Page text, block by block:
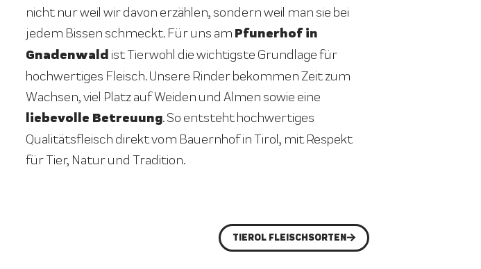
nicht nur weil wir davon erzählen, sondern weil man sie bei
jedem Bissen schmeckt. Für uns am Pfunerhof in
Gnadenwald ist Tierwohl die wichtigste Grundlage für
hochwertiges Fleisch. Unsere Rinder bekommen Zeit zum
Wachsen, viel Platz auf Weiden und Almen sowie eine
liebevolle Betreuung. So entsteht hochwertiges
Qualitätsfleisch direkt vom Bauernhof in Tirol, mit Respekt
für Tier, Natur und Tradition.
TIEROL FLEISCHSORTEN